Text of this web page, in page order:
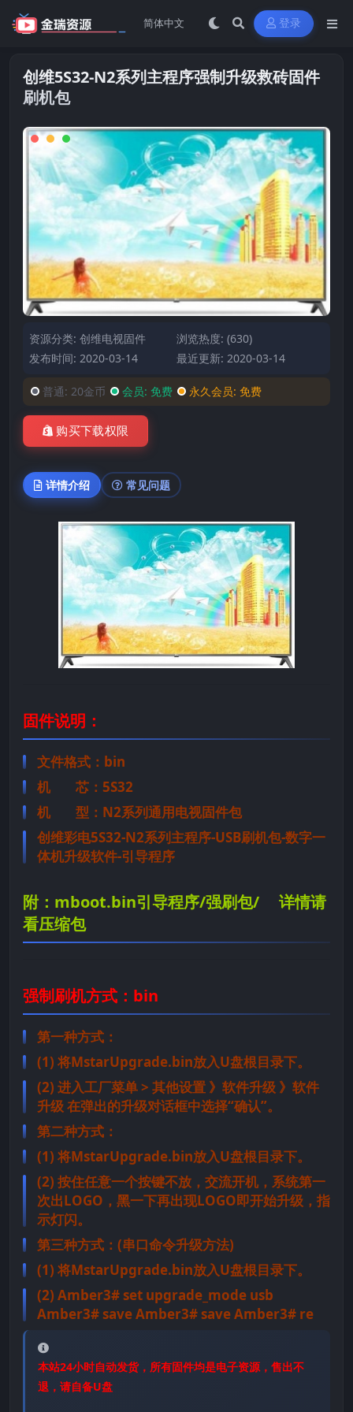
登录
创维5S32-N2系列主程序强制升级救砖固件
刷机包
资源分类: 创维电视固件
浏览热度: (630)
发布时间: 2020-03-14
最近更新: 2020-03-14
普通: 20金币 会员: 免费 永久会员: 免费
购买下载权限
详情介绍 常见问题
固件说明：
文件格式：bin
机 芯：5S32
机 型：N2系列通用电视固件包
创维彩电5S32-N2系列主程序-USB刷机包-数字一
体机升级软件-引导程序
附：mboot.bin引导程序/强刷包/ 详情请
看压缩包
强制刷机方式：bin
第一种方式：
(1) 将MstarUpgrade.bin放入U盘根目录下。
(2) 进入工厂菜单 > 其他设置 》软件升级 》软件
升级 在弹出的升级对话框中选择“确认”。
第二种方式：
(1) 将MstarUpgrade.bin放入U盘根目录下。
(2) 按住任意一个按键不放，交流开机，系统第一
次出LOGO，黑一下再出现LOGO即开始升级，指
示灯闪。
第三种方式：(串口命令升级方法)
(1) 将MstarUpgrade.bin放入U盘根目录下。
(2) Amber3# set upgrade_mode usb
Amber3# save Amber3# save Amber3# re
本站24小时自动发货，所有固件均是电子资源，售出不
退，请自备U盘